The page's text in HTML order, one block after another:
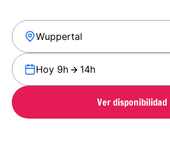
Hoy 9h 14h
Ver disponibilidad